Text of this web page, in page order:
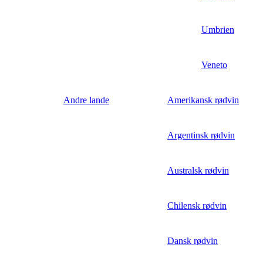
Umbrien
Veneto
Andre lande Amerikansk rødvin
Argentinsk rødvin
Australsk rødvin
Chilensk rødvin
Dansk rødvin